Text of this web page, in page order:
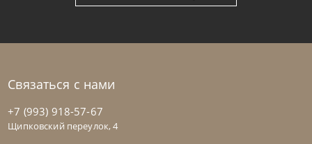
Связаться с нами
+7 (993) 918-57-67
Щипковский переулок, 4